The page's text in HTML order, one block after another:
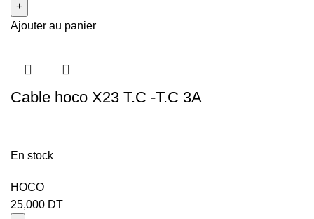
Ajouter au panier
Cable hoco X23 T.C -T.C 3A
En stock
HOCO
25,000 DT